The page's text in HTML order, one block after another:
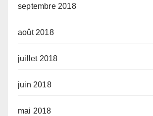
septembre 2018
août 2018
juillet 2018
juin 2018
mai 2018